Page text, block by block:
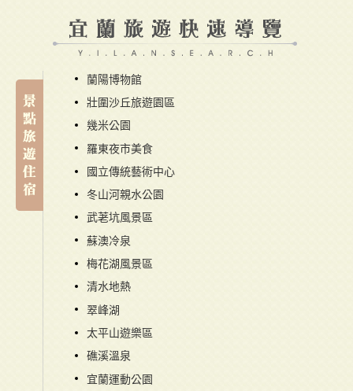
蘭陽博物館
壯圍沙丘旅遊園區
幾米公園
羅東夜市美食
國立傳統藝術中心
冬山河親水公園
武荖坑風景區
蘇澳冷泉
梅花湖風景區
清水地熱
翠峰湖
太平山遊樂區
礁溪溫泉
宜蘭運動公園